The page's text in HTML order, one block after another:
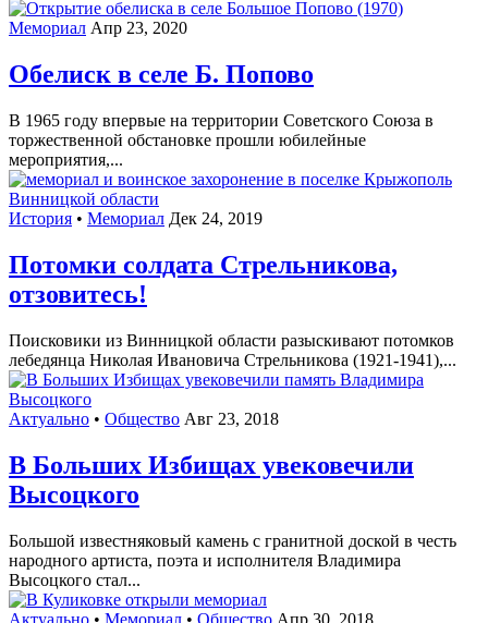
Мемориал Апр 23, 2020
Обелиск в селе Б. Попово
В 1965 году впервые на территории Советского Союза в
торжественной обстановке прошли юбилейные
мероприятия,...
История • Мемориал Дек 24, 2019
Потомки солдата Стрельникова,
отзовитесь!
Поисковики из Винницкой области разыскивают потомков
лебедянца Николая Ивановича Стрельникова (1921-1941),...
Актуально • Общество Авг 23, 2018
В Больших Избищах увековечили
Высоцкого
Большой известняковый камень с гранитной доской в честь
народного артиста, поэта и исполнителя Владимира
Высоцкого стал...
Актуально • Мемориал • Общество Апр 30, 2018